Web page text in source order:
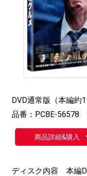
DVD通常版（本編約
品番：PCBE-56578
商品詳細&購入
ディスク内容 本編